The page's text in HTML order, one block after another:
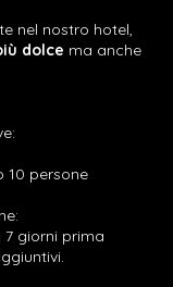
nel nostro hotel,
dolce ma anche
10 persone
7 giorni prima